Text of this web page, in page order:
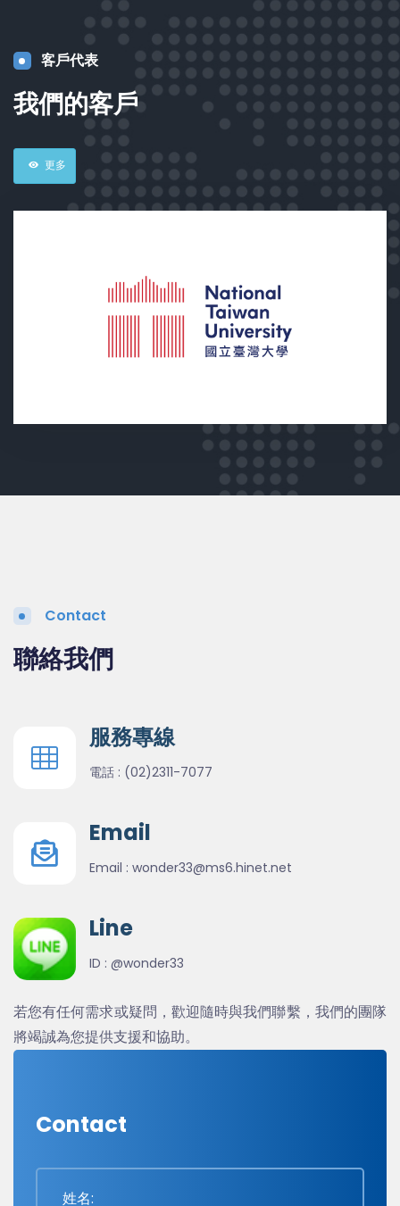
客戶代表
我們的客戶
更多
Contact
聯絡我們
服務專線
電話 : (02)2311-7077
Email
Email : wonder33@ms6.hinet.net
Line
ID : @wonder33
若您有任何需求或疑問，歡迎隨時與我們聯繫，我們的團隊
將竭誠為您提供支援和協助。
Contact